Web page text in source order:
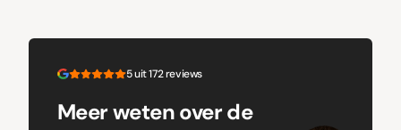
5 uit 172 reviews
Meer weten over de